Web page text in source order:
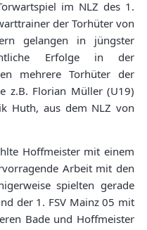
im NLZ des 1.
der Torhüter von
gelangen in jüngster
Erfolge in der
mehrere Torhüter der
z.B. Florian Müller (U19)
Huth, aus dem NLZ von
Hoffmeister mit einem
Arbeit mit den
spielten gerade
der 1. FSV Mainz 05 mit
Bade und Hoffmeister